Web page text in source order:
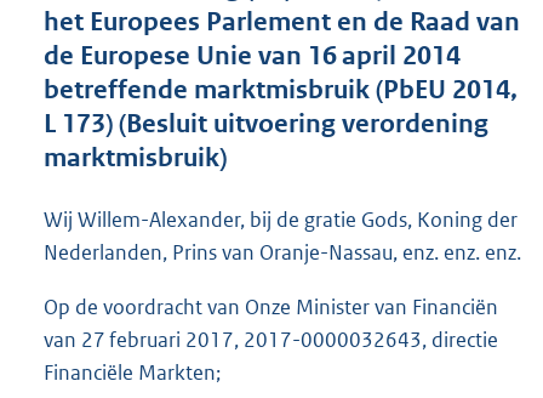
g
r
o
o
t
2
2
K
het Europees Parlement en de Raad van
de Europese Unie van 16 april 2014
betreffende marktmisbruik (PbEU 2014,
L 173) (Besluit uitvoering verordening
marktmisbruik)
Wij Willem-Alexander, bij de gratie Gods, Koning der
Nederlanden, Prins van Oranje-Nassau, enz. enz. enz.
Op de voordracht van Onze Minister van Financiën
van 27 februari 2017, 2017-0000032643, directie
Financiële Markten;